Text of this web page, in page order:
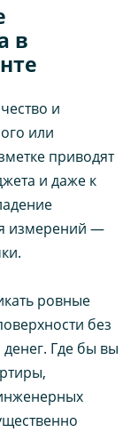
в
и
или
приводят
и даже к
измерений —
ровные
без
Где бы вы